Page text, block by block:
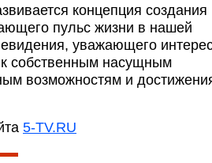
концепция создания
пульс жизни в нашей
уважающего
собственным насущным
возможностям и
5-TV.RU